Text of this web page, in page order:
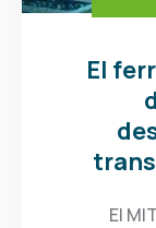
El
El